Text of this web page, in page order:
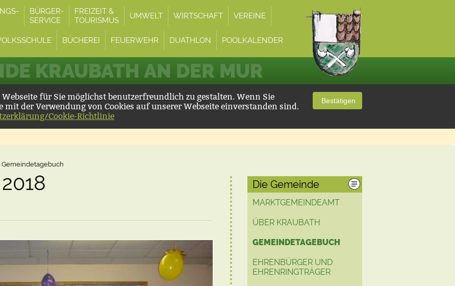
BÜRGER-
SERVICE
FREIZEIT &
TOURISMUS
UMWELT WIRTSCHAFT VEREINE
BÜCHEREI FEUERWEHR DUATHLON POOLKALENDER
KRAUBATH AN DER MUR
für Sie möglichst benutzerfreundlich zu gestalten. Wenn Sie
der Verwendung von Cookies auf unserer Webseite einverstanden sind.
Cookie-Richtlinie
Bestätigen
Gemeindetagebuch
Die Gemeinde
MARKTGEMEINDEAMT
ÜBER KRAUBATH
GEMEINDETAGEBUCH
EHRENBÜRGER UND
EHRENRINGTRÄGER